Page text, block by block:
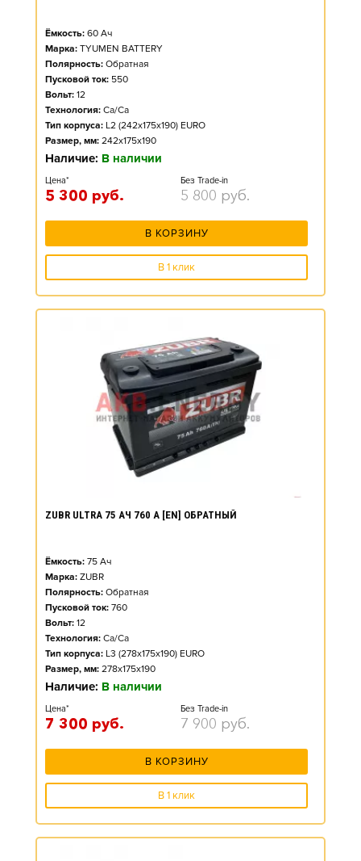
Ёмкость: 60 Ач
Марка: TYUMEN BATTERY
Полярность: Обратная
Пусковой ток: 550
Вольт: 12
Технология: Ca/Ca
Тип корпуса: L2 (242x175x190) EURO
Размер, мм: 242x175x190
Наличие: В наличии
Цена*
5 300 руб.
Без Trade-in
5 800 руб.
В КОРЗИНУ
В 1 клик
ZUBR ULTRA 75 АЧ 760 А [EN] ОБРАТНЫЙ
Ёмкость: 75 Ач
Марка: ZUBR
Полярность: Обратная
Пусковой ток: 760
Вольт: 12
Технология: Ca/Ca
Тип корпуса: L3 (278x175x190) EURO
Размер, мм: 278x175x190
Наличие: В наличии
Цена*
7 300 руб.
Без Trade-in
7 900 руб.
В КОРЗИНУ
В 1 клик